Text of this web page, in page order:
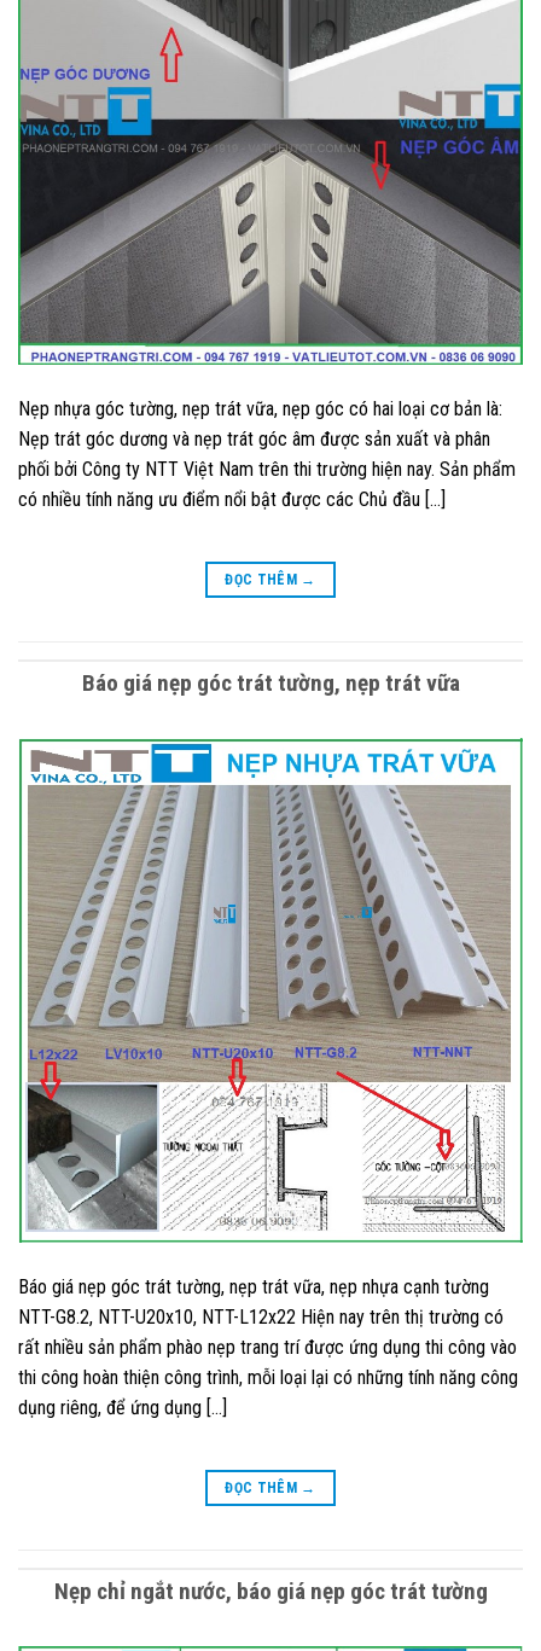
Nẹp nhựa góc tường, nẹp trát vữa, nẹp góc có hai loại cơ bản là:
Nẹp trát góc dương và nẹp trát góc âm được sản xuất và phân
phối bởi Công ty NTT Việt Nam trên thi trường hiện nay. Sản phẩm
có nhiều tính năng ưu điểm nổi bật được các Chủ đầu […]
ĐỌC THÊM →
Báo giá nẹp góc trát tường, nẹp trát vữa
Báo giá nẹp góc trát tường, nẹp trát vữa, nẹp nhựa cạnh tường
NTT-G8.2, NTT-U20x10, NTT-L12x22 Hiện nay trên thị trường có
rất nhiều sản phẩm phào nẹp trang trí được ứng dụng thi công vào
thi công hoàn thiện công trình, mỗi loại lại có những tính năng công
dụng riêng, để ứng dụng […]
ĐỌC THÊM →
Nẹp chỉ ngắt nước, báo giá nẹp góc trát tường